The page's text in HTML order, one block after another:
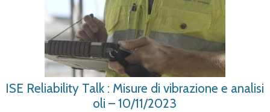
ISE Reliability Talk : Misure di vibrazione e analisi
oli – 10/11/2023